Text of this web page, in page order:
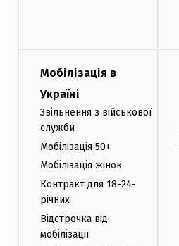
Мобілізація в
Україні
Звільнення з військової
служби
Мобілізація 50+
Мобілізація жінок
Контракт для 18-24-
річних
Відстрочка від
мобілізації